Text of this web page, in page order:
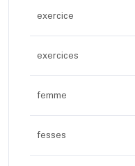
exercice
exercices
femme
fesses